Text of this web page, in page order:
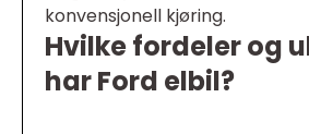
konvensjonell kjøring.
Hvilke fordeler og
har Ford elbil?